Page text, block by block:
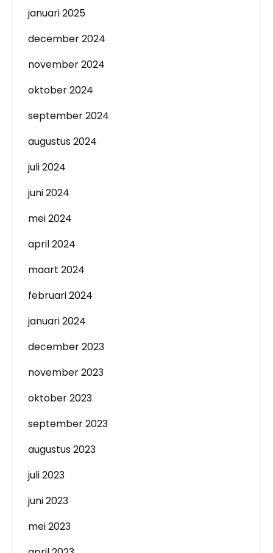
januari 2025
december 2024
november 2024
oktober 2024
september 2024
augustus 2024
juli 2024
juni 2024
mei 2024
april 2024
maart 2024
februari 2024
januari 2024
december 2023
november 2023
oktober 2023
september 2023
augustus 2023
juli 2023
juni 2023
mei 2023